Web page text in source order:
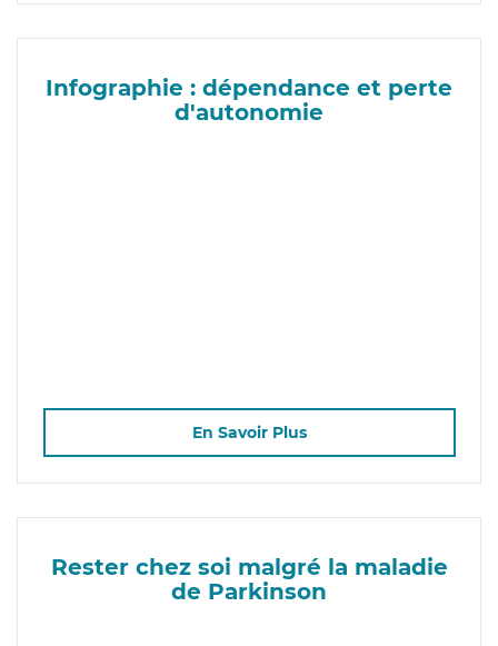
Infographie : dépendance et perte
d'autonomie
En Savoir Plus
Rester chez soi malgré la maladie
de Parkinson